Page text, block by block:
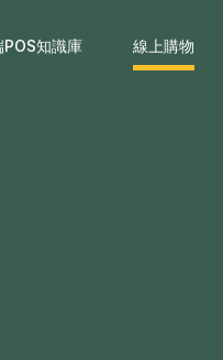
POS知識庫 線上購物